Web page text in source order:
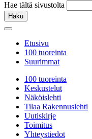
Hae tältä sivustolta
Haku
Etusivu
100 tuoreinta
Suurimmat
100 tuoreinta
Keskustelut
Näköislehti
Tilaa Rakennuslehti
Uutiskirje
Toimitus
Yhteystiedot